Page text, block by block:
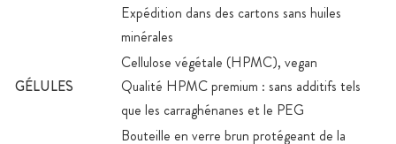
Expédition dans des cartons sans huiles
minérales
GÉLULES
Cellulose végétale (HPMC), vegan
Qualité HPMC premium : sans additifs tels
que les carraghénanes et le PEG
Bouteille en verre brun protégeant de la